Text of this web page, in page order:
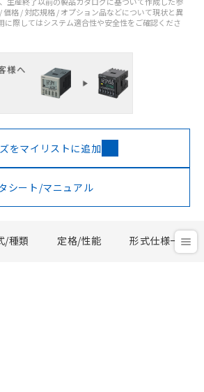
格 / 対応規格 / オプション品などについて現状と異
に際してはシステム適合性や安全性をご確認くださ
をマイリストに追加
シート/マニュアル
/種類 定格/性能 形式仕様一覧